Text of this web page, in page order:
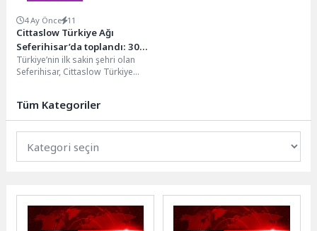
4 Ay Önce 11
Cittaslow Türkiye Ağı
Seferihisar’da toplandı: 30
belediyeden yoğun ilgi
Türkiye’nin ilk sakin şehri olan
Seferihisar, Cittaslow Türkiye
Tüm Kategoriler